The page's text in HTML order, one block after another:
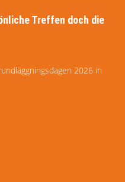
Treffen doch die
2026 in